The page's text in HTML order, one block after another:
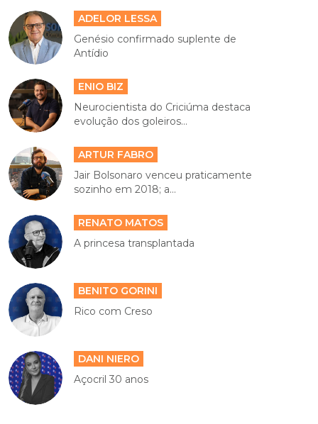
ADELOR LESSA
Genésio confirmado suplente de
Antídio
ENIO BIZ
Neurocientista do Criciúma destaca
evolução dos goleiros...
ARTUR FABRO
Jair Bolsonaro venceu praticamente
sozinho em 2018; a...
RENATO MATOS
A princesa transplantada
BENITO GORINI
Rico com Creso
DANI NIERO
Açocril 30 anos